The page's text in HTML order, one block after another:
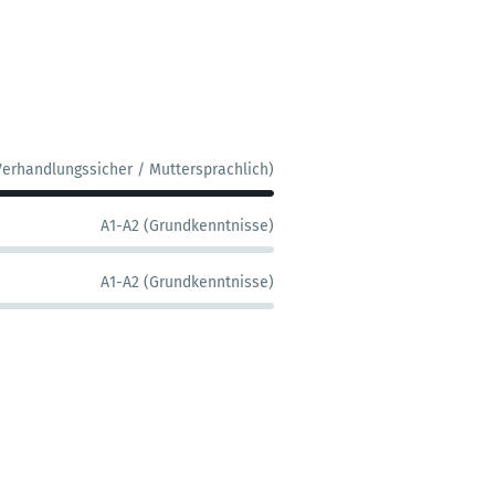
/ Muttersprachlich)
A1-A2 (Grundkenntnisse)
A1-A2 (Grundkenntnisse)